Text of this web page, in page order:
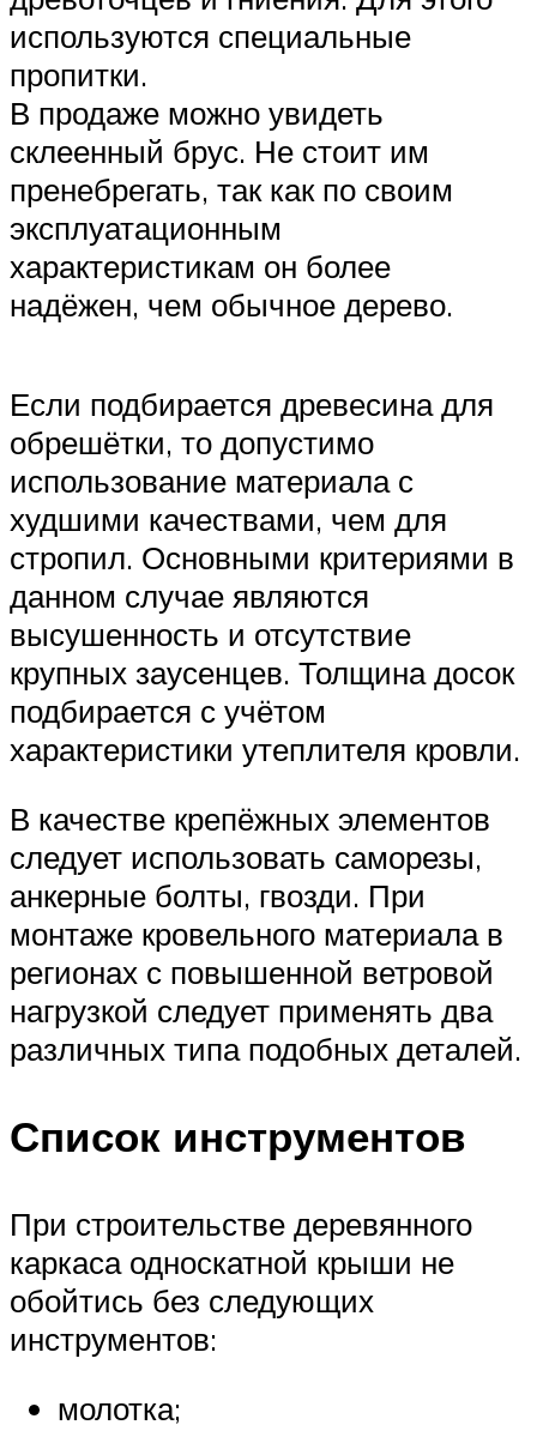
используются специальные
пропитки.
В продаже можно увидеть
склеенный брус. Не стоит им
пренебрегать, так как по своим
эксплуатационным
характеристикам он более
надёжен, чем обычное дерево.
Если подбирается древесина для
обрешётки, то допустимо
использование материала с
худшими качествами, чем для
стропил. Основными критериями в
данном случае являются
высушенность и отсутствие
крупных заусенцев. Толщина досок
подбирается с учётом
характеристики утеплителя кровли.
В качестве крепёжных элементов
следует использовать саморезы,
анкерные болты, гвозди. При
монтаже кровельного материала в
регионах с повышенной ветровой
нагрузкой следует применять два
различных типа подобных деталей.
Список инструментов
При строительстве деревянного
каркаса односкатной крыши не
обойтись без следующих
инструментов:
молотка;